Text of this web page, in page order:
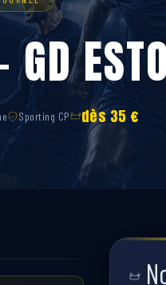
GD
Sporting CP dès 35 €